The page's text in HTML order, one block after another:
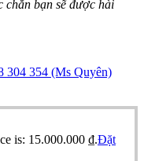
chắn bạn sẽ được hài
304 354 (Ms Quyên)
is: 15.000.000 ₫.Đặt